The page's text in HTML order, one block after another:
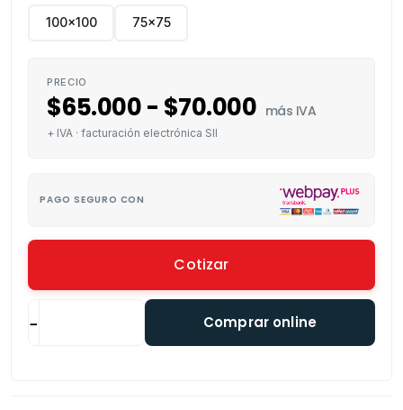
100x100 75x75
PRECIO
$65.000- $70.000 más IVA
+ IVA · facturación electrónica SII
PAGO SEGURO CON
Cotizar
− Comprar online